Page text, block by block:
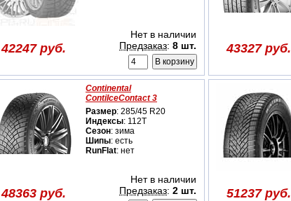
42247 руб.
Нет в наличии
Предзаказ: 8 шт. 43327 руб.
Continental
ContiIceContact 3
Размер: 285/45 R20
Индексы: 112T
Сезон: зима
Шипы: есть
RunFlat: нет
48363 руб.
Нет в наличии
Предзаказ: 2 шт. 51237 руб.